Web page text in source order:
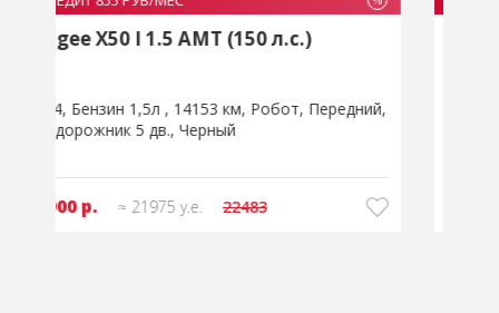
Nissan Rogue III 1.5 CVT (201 л.с.)
2022 Бензин 1,5л 73171 км Вариатор
Передний Внедорожник 5 дв.
65900 р. ≈ 21975 у.е.